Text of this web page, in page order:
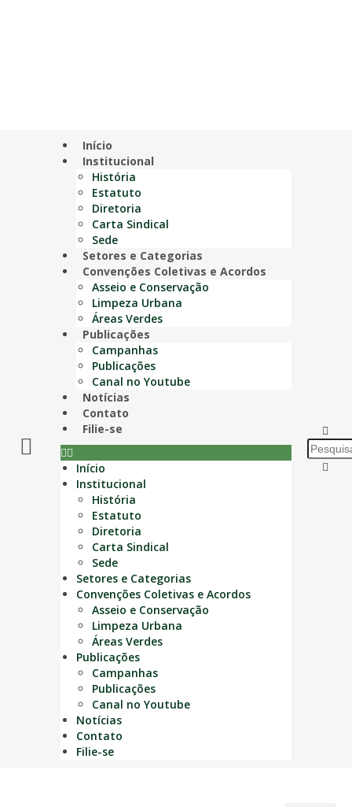
Início
Institucional
História
Estatuto
Diretoria
Carta Sindical
Sede
Setores e Categorias
Convenções Coletivas e Acordos
Asseio e Conservação
Limpeza Urbana
Áreas Verdes
Publicações
Campanhas
Publicações
Canal no Youtube
Notícias
Contato
Filie-se
Início
Institucional
História
Estatuto
Diretoria
Carta Sindical
Sede
Setores e Categorias
Convenções Coletivas e Acordos
Asseio e Conservação
Limpeza Urbana
Áreas Verdes
Publicações
Campanhas
Publicações
Canal no Youtube
Notícias
Contato
Filie-se